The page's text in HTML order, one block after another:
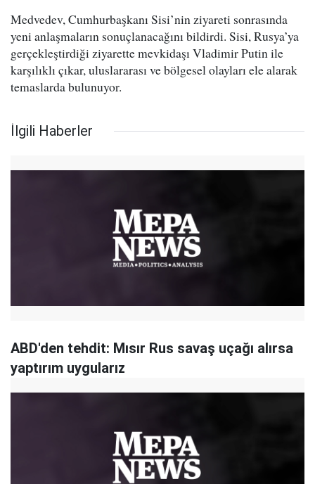
Medvedev, Cumhurbaşkanı Sisi’nin ziyareti sonrasında
yeni anlaşmaların sonuçlanacağını bildirdi. Sisi, Rusya’ya
gerçekleştirdiği ziyarette mevkidaşı Vladimir Putin ile
karşılıklı çıkar, uluslararası ve bölgesel olayları ele alarak
temaslarda bulunuyor.
İlgili Haberler
ABD'den tehdit: Mısır Rus savaş uçağı alırsa
yaptırım uygularız